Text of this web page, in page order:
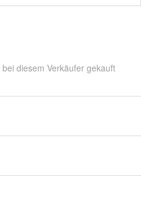
diesem Verkäufer gekauft